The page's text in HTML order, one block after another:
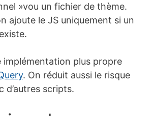
»vou un fichier de thème.
ajoute le JS uniquement si un
implémentation plus propre
. On réduit aussi le risque
d’autres scripts.